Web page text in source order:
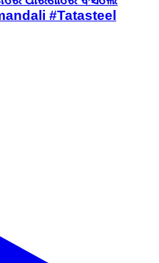
#Tatasteel